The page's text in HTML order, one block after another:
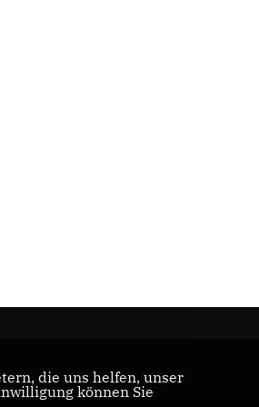
die uns helfen, unser
können Sie